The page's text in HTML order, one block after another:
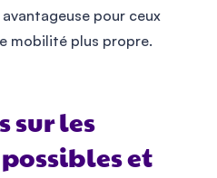
pour ceux
mobilité plus propre.
sur les
et